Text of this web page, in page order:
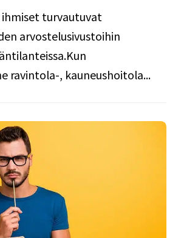
ihmiset turvautuvat
arvostelusivustoihin
ravintola-, kauneushoitola...